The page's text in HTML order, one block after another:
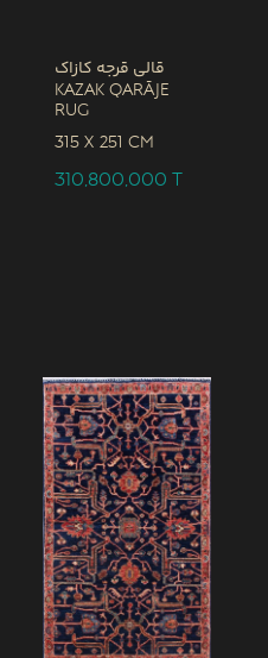
قالی قرجه کازاک
Kazak Qarāje
Rug
315 x 251 CM
310,800,000T